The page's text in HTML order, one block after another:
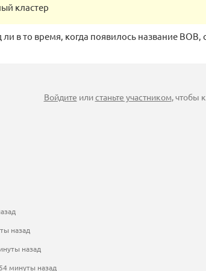
кластер
в то время, когда появилось название ВОВ,
Войдите илистаньте участником, чтобы
назад
назад
минуты назад